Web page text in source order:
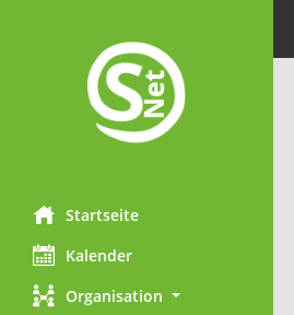
Startseite
Kalender
Organisation